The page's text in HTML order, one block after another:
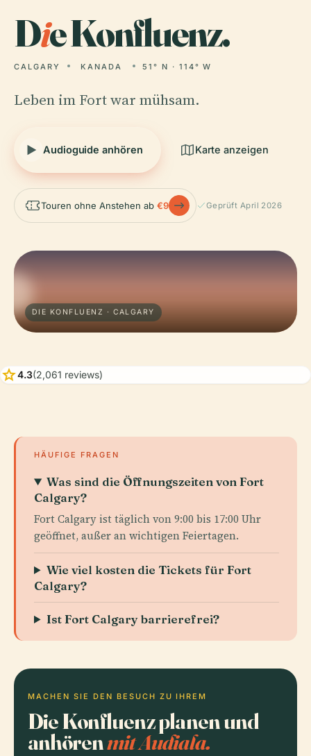
Die Konfluenz.
CALGARY KANADA 51° N · 114° W
Leben im Fort war mühsam.
Audioguide anhören Karte anzeigen
Touren ohne Anstehen ab €9 Geprüft April 2026
DIE KONFLUENZ · CALGARY
star4.3(2,061 reviews)
HÄUFIGE FRAGEN
Was sind die Öffnungszeiten von Fort
Calgary?
Fort Calgary ist täglich von 9:00 bis 17:00 Uhr
geöffnet, außer an wichtigen Feiertagen.
Wie viel kosten die Tickets für Fort
Calgary?
Ist Fort Calgary barrierefrei?
MACHEN SIE DEN BESUCH ZU IHREM
Die Konfluenz planen und
anhörenmit Audiala.